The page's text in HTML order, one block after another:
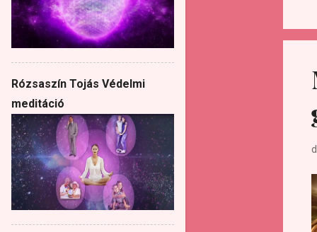
Rózsaszín Tojás Védelmi
meditáció